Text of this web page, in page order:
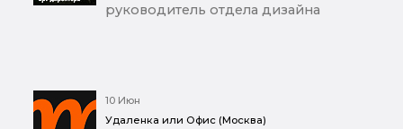
руководитель отдела дизайна
10 Июн
Удаленка или Офис (Москва)